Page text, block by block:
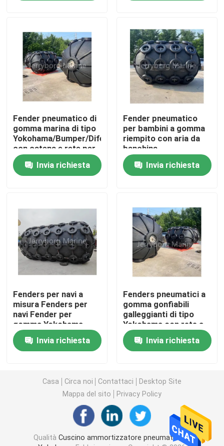
Controllo di qualità
Contattici
Notizie
Casi
idro cuscino ammortizzatore pneumatico
Cuscino ammortizzatore pneumatico di
cuscino ammortizzatore riempito di gomma piuma
tubo flessibile marino dell'olio
Airbag di sollevamento pesanti
Marine Navigation Buoy
Fender pneumatico di
gomma marina di tipo
Yokohama/Bumper/Difesa
con catena e rete per
pneumatici
Invia richiesta
Fender pneumatico
per bambini a gomma
riempito con aria da
banchina
Invia richiesta
Fenders per navi a
misura Fenders per
navi Fender per
gomma Yokohama
Tipo Fender
pneumaticoInvia richiesta
Fenders pneumatici a
gomma gonfiabili
galleggianti di tipo
Yokohama con rete a
catena pneumatica
Invia richiesta
Casa Circa noi Contattaci
Desktop Site
Mappa del sito
Privacy Policy
Qualità Cuscino ammortizzatore pneumatico di